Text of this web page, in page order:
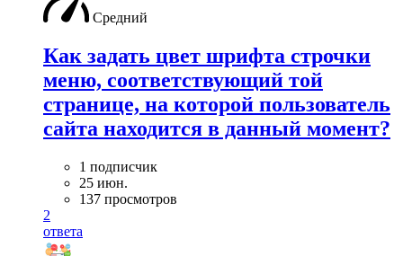
Средний
Как задать цвет шрифта строчки
меню, соответствующий той
странице, на которой пользователь
сайта находится в данный момент?
1 подписчик
25 июн.
137 просмотров
2
ответа